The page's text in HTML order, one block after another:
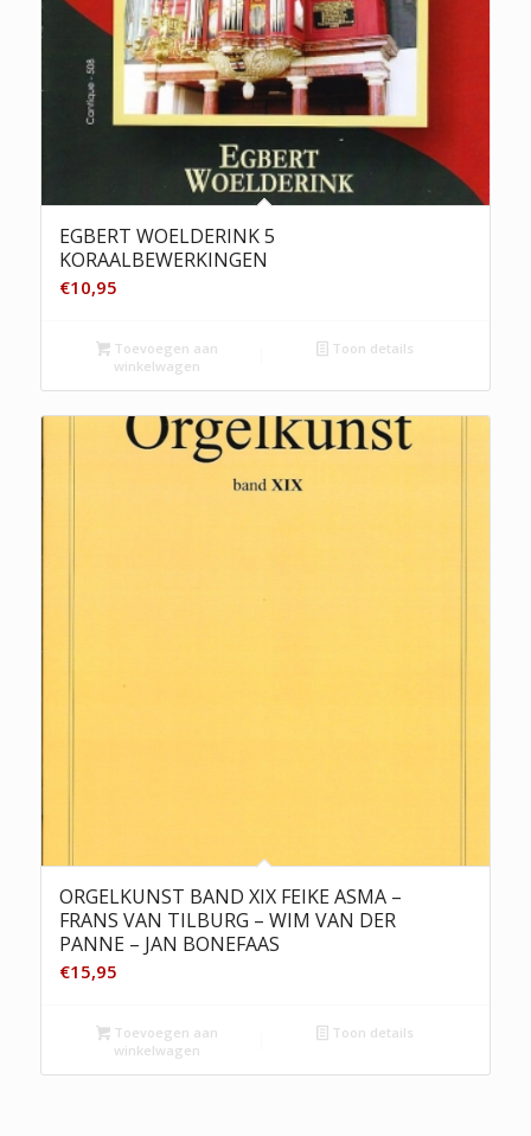
EGBERT WOELDERINK 5
KORAALBEWERKINGEN
€10,95
Toevoegen aan
winkelwagen
Toon details
ORGELKUNST BAND XIX FEIKE ASMA –
FRANS VAN TILBURG – WIM VAN DER
PANNE – JAN BONEFAAS
€15,95
Toevoegen aan
winkelwagen
Toon details